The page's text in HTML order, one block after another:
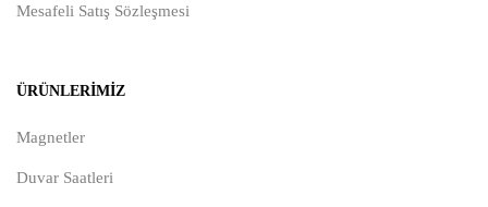
Mesafeli Satış Sözleşmesi
ÜRÜNLERIMIZ
Magnetler
Duvar Saatleri